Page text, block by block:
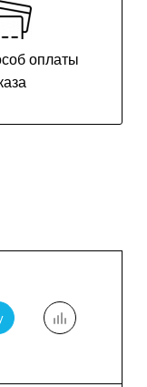
оплаты